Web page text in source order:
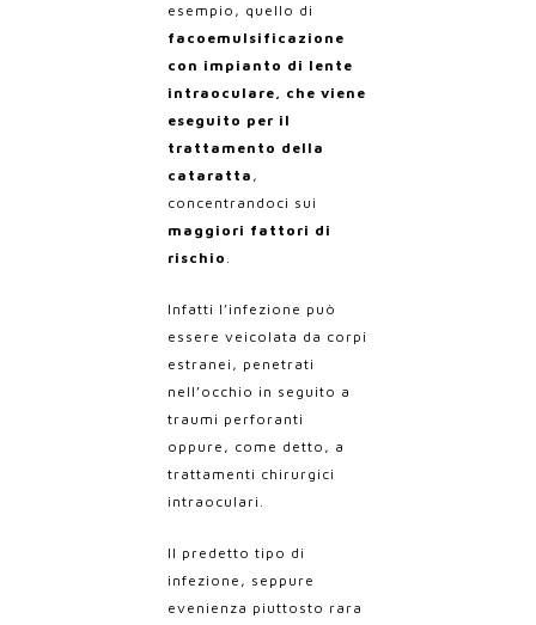
esempio, quello di
facoemulsificazione
con impianto di lente
intraoculare, che viene
eseguito per il
trattamento della
cataratta ,
concentrandoci sui
maggiori fattori di
rischio .
Infatti l’infezione può
essere veicolata da corpi
estranei, penetrati
nell’occhio in seguito a
traumi perforanti
oppure, come detto, a
trattamenti chirurgici
intraoculari.
Il predetto tipo di
infezione, seppure
evenienza piuttosto rara